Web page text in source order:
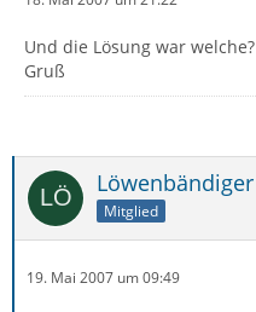
Und die Lösung war welche?
Gruß
Löwenbändiger
Mitglied
19. Mai 2007 um 09:49